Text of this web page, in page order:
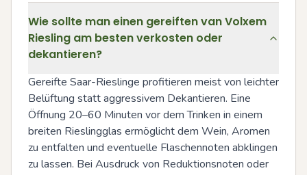
Wie sollte man einen gereiften van Volxem
Riesling am besten verkosten oder
dekantieren?
Gereifte Saar-Rieslinge profitieren meist von leichter
Belüftung statt aggressivem Dekantieren. Eine
Öffnung 20–60 Minuten vor dem Trinken in einem
breiten Rieslingglas ermöglicht dem Wein, Aromen
zu entfalten und eventuelle Flaschennoten abklingen
zu lassen. Bei Ausdruck von Reduktionsnoten oder